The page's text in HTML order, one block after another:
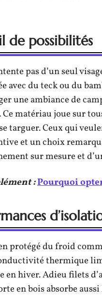
de possibilités
pas d’un seul
avec du teck ou du
une ambiance de
matériau joue sur
targuer. Ceux qui
et un choix
sur mesure et
:Pourquoi
protégé du froid
thermique
en hiver. Adieu filets
en bois absorbe